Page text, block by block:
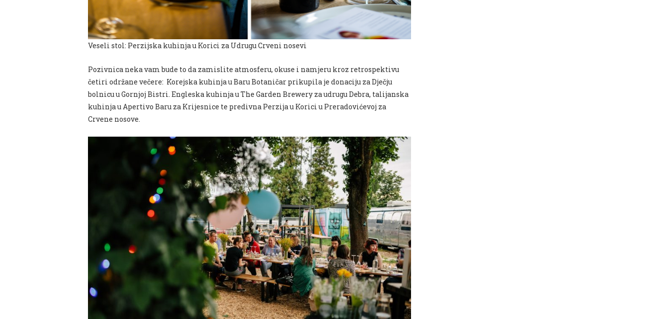
Veseli stol: Perzijska kuhinja u Korici za Udrugu Crveni nosevi
Pozivnica neka vam bude to da zamislite atmosferu, okuse i namjeru kroz retrospektivu
četiri održane večere: Korejska kuhinja u Baru Botaničar prikupila je donaciju za Dječju
bolnicu u Gornjoj Bistri. Engleska kuhinja u The Garden Brewery za udrugu Debra, talijanska
kuhinja u Apertivo Baru za Krijesnice te predivna Perzija u Korici u Preradovićevoj za
Crvene nosove.